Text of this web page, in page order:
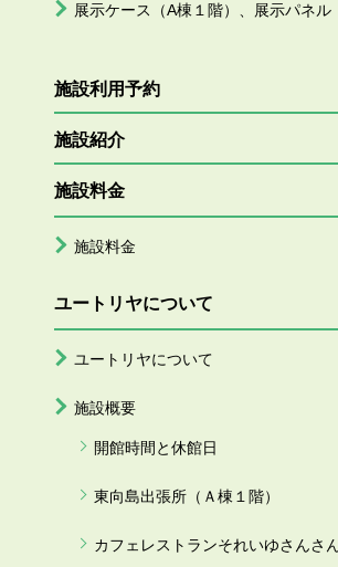
展示ケース（A棟１階）、展示パネル
施設利用予約
施設紹介
施設料金
施設料金
ユートリヤについて
ユートリヤについて
施設概要
開館時間と休館日
東向島出張所（Ａ棟１階）
カフェレストランそれいゆさんさ